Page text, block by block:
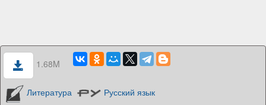
1.68M
Литература Русский язык